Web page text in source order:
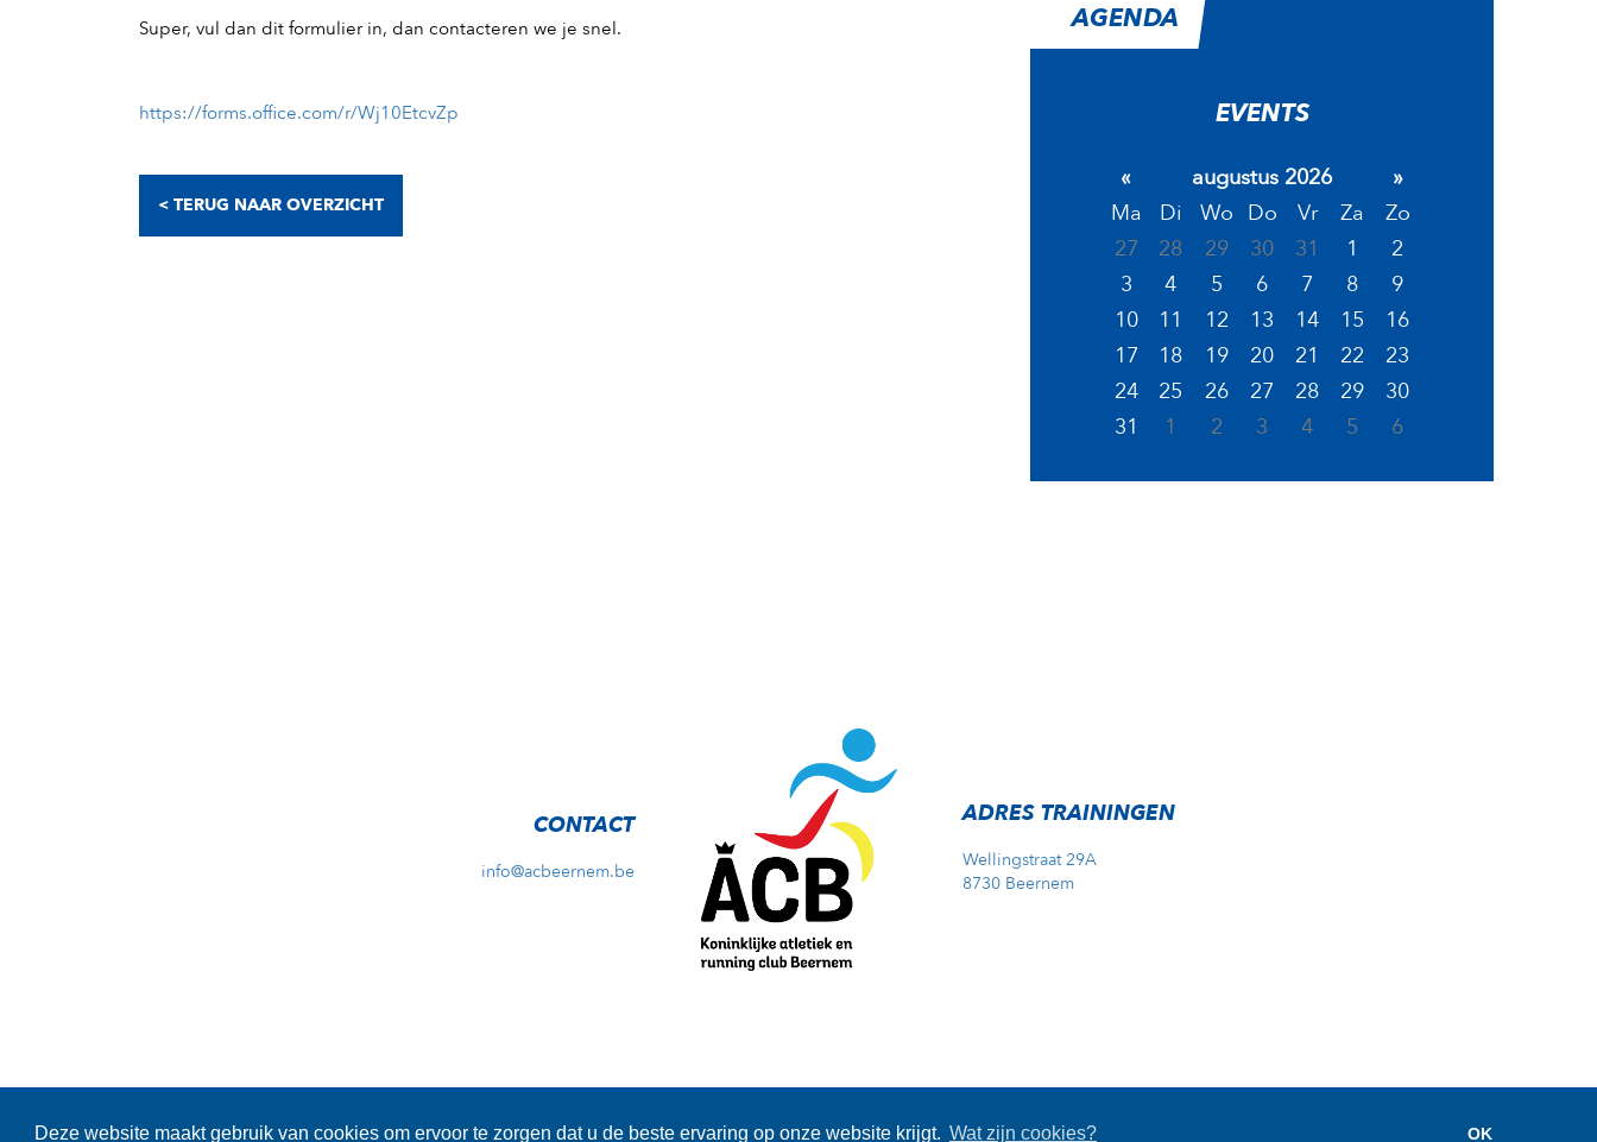
Deze website maakt gebruik van cookies om ervoor te zorgen dat u de beste ervaring op onze website krijgt. Wat zijn cookies? OK
Super, vul dan dit formulier in, dan contacteren we je snel.
https://forms.office.com/r/Wj10EtcvZp
< TERUG NAAR OVERZICHT
AGENDA
EVENTS
« augustus 2026
»
Ma
Di Wo Do Vr Za
Zo
27
28 29 30 31 1
2
3
4 5 6 7 8
9
10
11 12 13 14 15
16
17
18 19 20 21 22
23
24
25 26 27 28 29
30
31
1 2 3 4 5 6
CONTACT
info@acbeernem.be
ADRES TRAININGEN
Wellingstraat 29A
8730 Beernem
Cookie Disclaimer -Privacy Disclaimer - Copyright © 2026 - Website byCodeKick